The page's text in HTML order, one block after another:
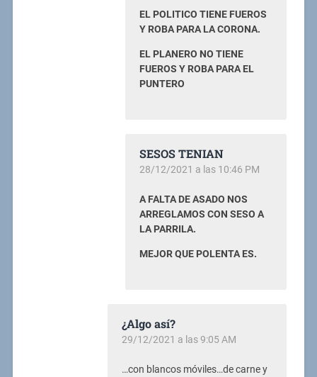
EL POLITICO TIENE FUEROS
Y ROBA PARA LA CORONA.
EL PLANERO NO TIENE
FUEROS Y ROBA PARA EL
PUNTERO
SESOS TENIAN
28/12/2021 a las 10:46 PM
A FALTA DE ASADO NOS
ARREGLAMOS CON SESO A
LA PARRILA.
MEJOR QUE POLENTA ES.
¿Algo así?
29/12/2021 a las 9:05 AM
…con blancos móviles…de carne y